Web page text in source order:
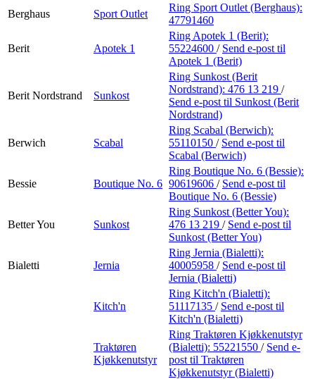
Berghaus
Sport Outlet
Ring Sport Outlet (Berghaus):
47791460
Berit Apotek 1
Ring Apotek 1 (Berit):
55224600 / Send e-post til
Apotek 1 (Berit)
Berit Nordstrand Sunkost
Ring Sunkost (Berit
Nordstrand): 476 13 219 /
Send e-post til Sunkost (Berit
Nordstrand)
Berwich Scabal
Ring Scabal (Berwich):
55110150 / Send e-post til
Scabal (Berwich)
Bessie Boutique No. 6
Ring Boutique No. 6 (Bessie):
90619606 / Send e-post til
Boutique No. 6 (Bessie)
Better You Sunkost
Ring Sunkost (Better You):
476 13 219 / Send e-post til
Sunkost (Better You)
Bialetti Jernia
Ring Jernia (Bialetti):
40005958 / Send e-post til
Jernia (Bialetti)
Kitch'n
Ring Kitch'n (Bialetti):
51117135 / Send e-post til
Kitch'n (Bialetti)
Traktøren
Kjøkkenutstyr
Ring Traktøren Kjøkkenutstyr
(Bialetti): 55221550 / Send e-
post til Traktøren
Kjøkkenutstyr (Bialetti)